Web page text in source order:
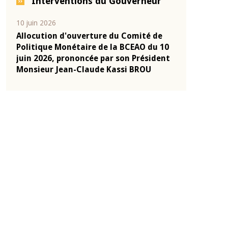
10 juin 2026
Allocution d'ouverture du Comité de
Politique Monétaire de la BCEAO du 10
juin 2026, prononcée par son Président
Monsieur Jean-Claude Kassi BROU